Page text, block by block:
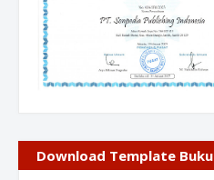
Download Template Buku